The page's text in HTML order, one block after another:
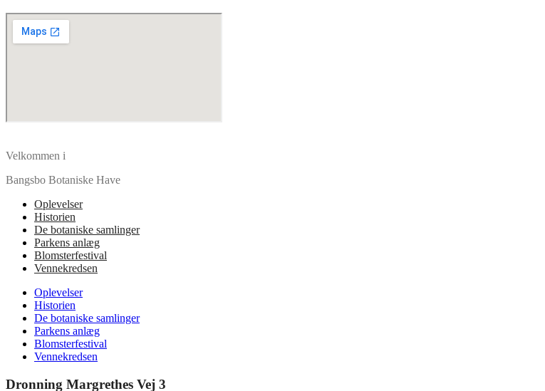
Velkommen i
Bangsbo Botaniske Have
Oplevelser
Historien
De botaniske samlinger
Parkens anlæg
Blomsterfestival
Vennekredsen
Oplevelser
Historien
De botaniske samlinger
Parkens anlæg
Blomsterfestival
Vennekredsen
Dronning Margrethes Vej 3